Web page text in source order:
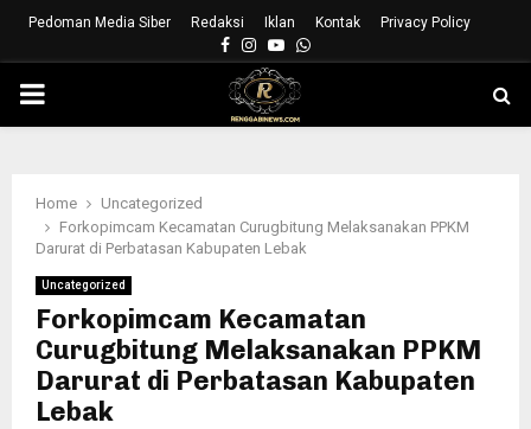
Pedoman Media Siber Redaksi Iklan Kontak Privacy Policy
Facebook
Instagram
YoutubeWhatsapp
PRIMARY
Home
Uncategorized
Forkopimcam Kecamatan Curugbitung Melaksanakan PPKM
Darurat di Perbatasan Kabupaten Lebak
Uncategorized
Forkopimcam Kecamatan
Curugbitung Melaksanakan PPKM
Darurat di Perbatasan Kabupaten
Lebak